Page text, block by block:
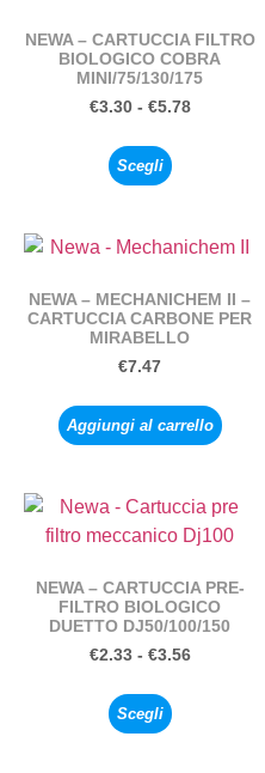
NEWA – CARTUCCIA FILTRO
BIOLOGICO COBRA
MINI/75/130/175
€3.30 - €5.78
Scegli
NEWA – MECHANICHEM II –
CARTUCCIA CARBONE PER
MIRABELLO
€7.47
Aggiungi al carrello
NEWA – CARTUCCIA PRE-
FILTRO BIOLOGICO
DUETTO DJ50/100/150
€2.33 - €3.56
Scegli